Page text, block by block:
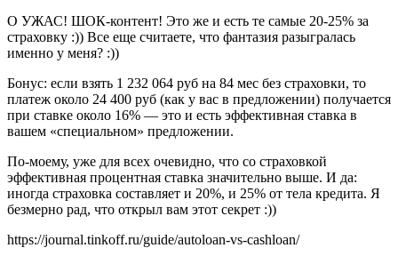
О УЖАС! ШОК-контент! Это же и есть те самые 20-25% за
страховку :)) Все еще считаете, что фантазия разыгралась
именно у меня? :))
Бонус: если взять 1 232 064 руб на 84 мес без страховки, то
платеж около 24 400 руб (как у вас в предложении) получается
при ставке около 16% — это и есть эффективная ставка в
вашем «специальном» предложении.
По-моему, уже для всех очевидно, что со страховкой
эффективная процентная ставка значительно выше. И да:
иногда страховка составляет и 20%, и 25% от тела кредита. Я
безмерно рад, что открыл вам этот секрет :))
https://journal.tinkoff.ru/guide/autoloan-vs-cashloan/